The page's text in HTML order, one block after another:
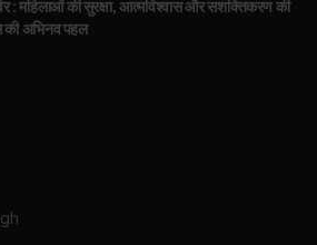
: महिलाओं की सुरक्षा, आत्मविश्वास और सशक्तिकरण की
की अभिनव पहल